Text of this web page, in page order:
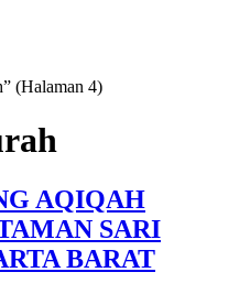
(Halaman 4)
AQIQAH
SARI
BARAT